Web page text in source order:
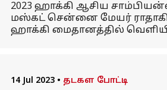
2023 ஹாக்கி ஆசிய
மஸ்கட் சென்னை மேயர்
ஹாக்கி மைதானத்தில்
14 Jul 2023 • தடகள போட்டி